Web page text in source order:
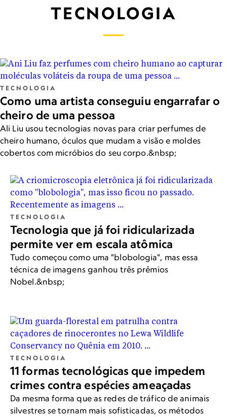
TECNOLOGIA
TECNOLOGIA
Como uma artista conseguiu engarrafar o
cheiro de uma pessoa
Ali Liu usou tecnologias novas para criar perfumes de
cheiro humano, óculos que mudam a visão e moldes
cobertos com micróbios do seu corpo.&nbsp;
TECNOLOGIA
Tecnologia que já foi ridicularizada
permite ver em escala atômica
Tudo começou como uma "blobologia", mas essa
técnica de imagens ganhou três prêmios
Nobel.&nbsp;
TECNOLOGIA
11 formas tecnológicas que impedem
crimes contra espécies ameaçadas
Da mesma forma que as redes de tráfico de animais
silvestres se tornam mais sofisticadas, os métodos